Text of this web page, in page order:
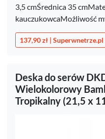
3,5 cmŚrednica 35
kauczukowcaMożliwość
137,90 zł | Superwnetrze.pl
Deska do serów
Wielokolorowy
Tropikalny (21,5 x